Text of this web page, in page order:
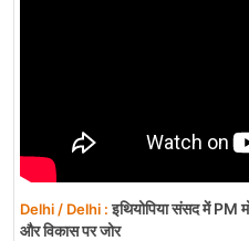
Delhi / Delhi :इथियोपिया संसद में PM
और विकास पर जोर